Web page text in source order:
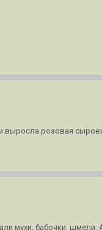
выросла розовая
мухи, бабочки,